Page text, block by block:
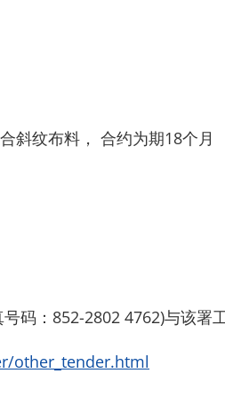
斜纹布料， 合约为期18个月
码：852-2802 4762)与该
other_tender.html